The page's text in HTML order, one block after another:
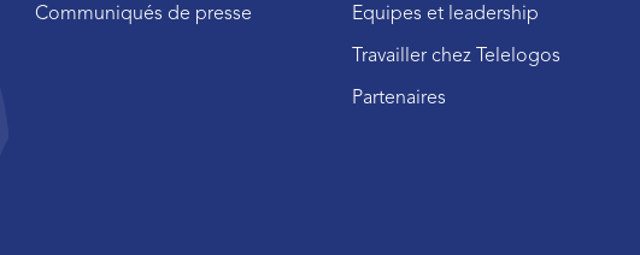
Communiqués de presse Equipes et leadership
Travailler chez Telelogos
Partenaires